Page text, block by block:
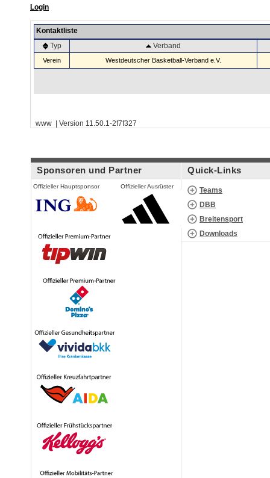
Login
Kontaktliste
Typ
Verband
Verein Westdeutscher Basketball-Verband e.V.
www | Version 11.50.1-2f7f327
Sponsoren und Partner
Offizieller Hauptsponsor Offizieller Ausrüster
Quick-Links
Teams
DBB
Breitensport
Downloads